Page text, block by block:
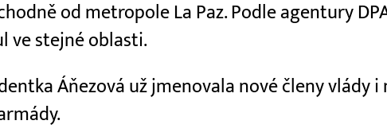
od metropole La Paz. Podle agentury
ve stejné oblasti.
Áňezová už jmenovala nové členy vlády i